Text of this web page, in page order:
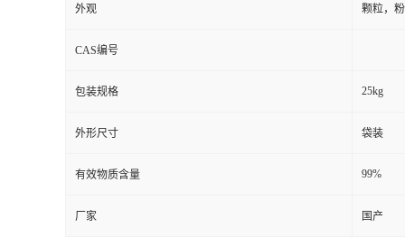
外观 颗粒，
CAS编号
包装规格 25kg
外形尺寸 袋装
有效物质含量 99%
厂家 国产